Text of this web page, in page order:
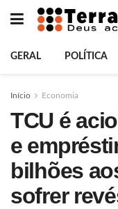
GERAL POLÍTICA
Início Economia
TCU é
e
bilhões
sofrer